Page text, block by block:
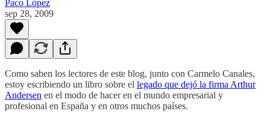
Paco López
sep 28, 2009
Como saben los lectores de este blog, junto con Carmelo Canales,
estoy escribiendo un libro sobre el legado que dejó la firma Arthur
Andersen en el modo de hacer en el mundo empresarial y
profesional en España y en otros muchos países.